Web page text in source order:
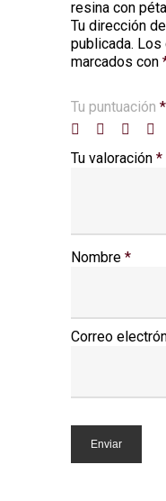
resina con
Tu dirección
publicada.
marcados con
Tu puntuación *
Tu valoración *
Nombre *
Correo
Alternative: